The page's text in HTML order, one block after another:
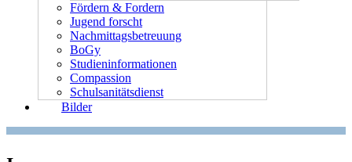
Fördern & Fordern
Jugend forscht
Nachmittagsbetreuung
BoGy
Studieninformationen
Compassion
Schulsanitätsdienst
Bilder